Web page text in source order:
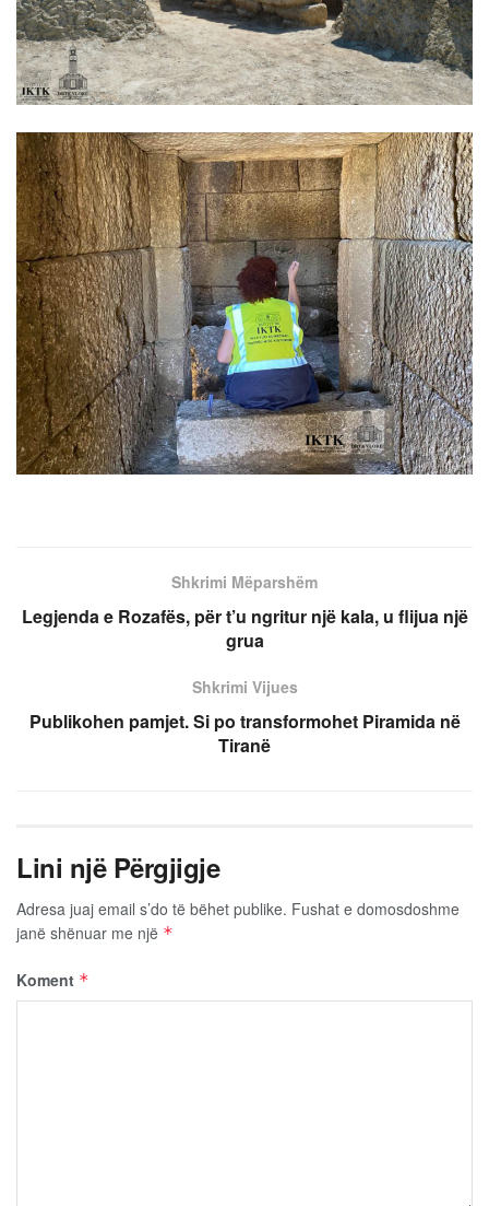
Shkrimi Mëparshëm
Legjenda e Rozafës, për t’u ngritur një kala, u flijua një
grua
Shkrimi Vijues
Publikohen pamjet. Si po transformohet Piramida në
Tiranë
Lini një Përgjigje
Adresa juaj email s’do të bëhet publike. Fushat e domosdoshme
janë shënuar me një *
Koment *